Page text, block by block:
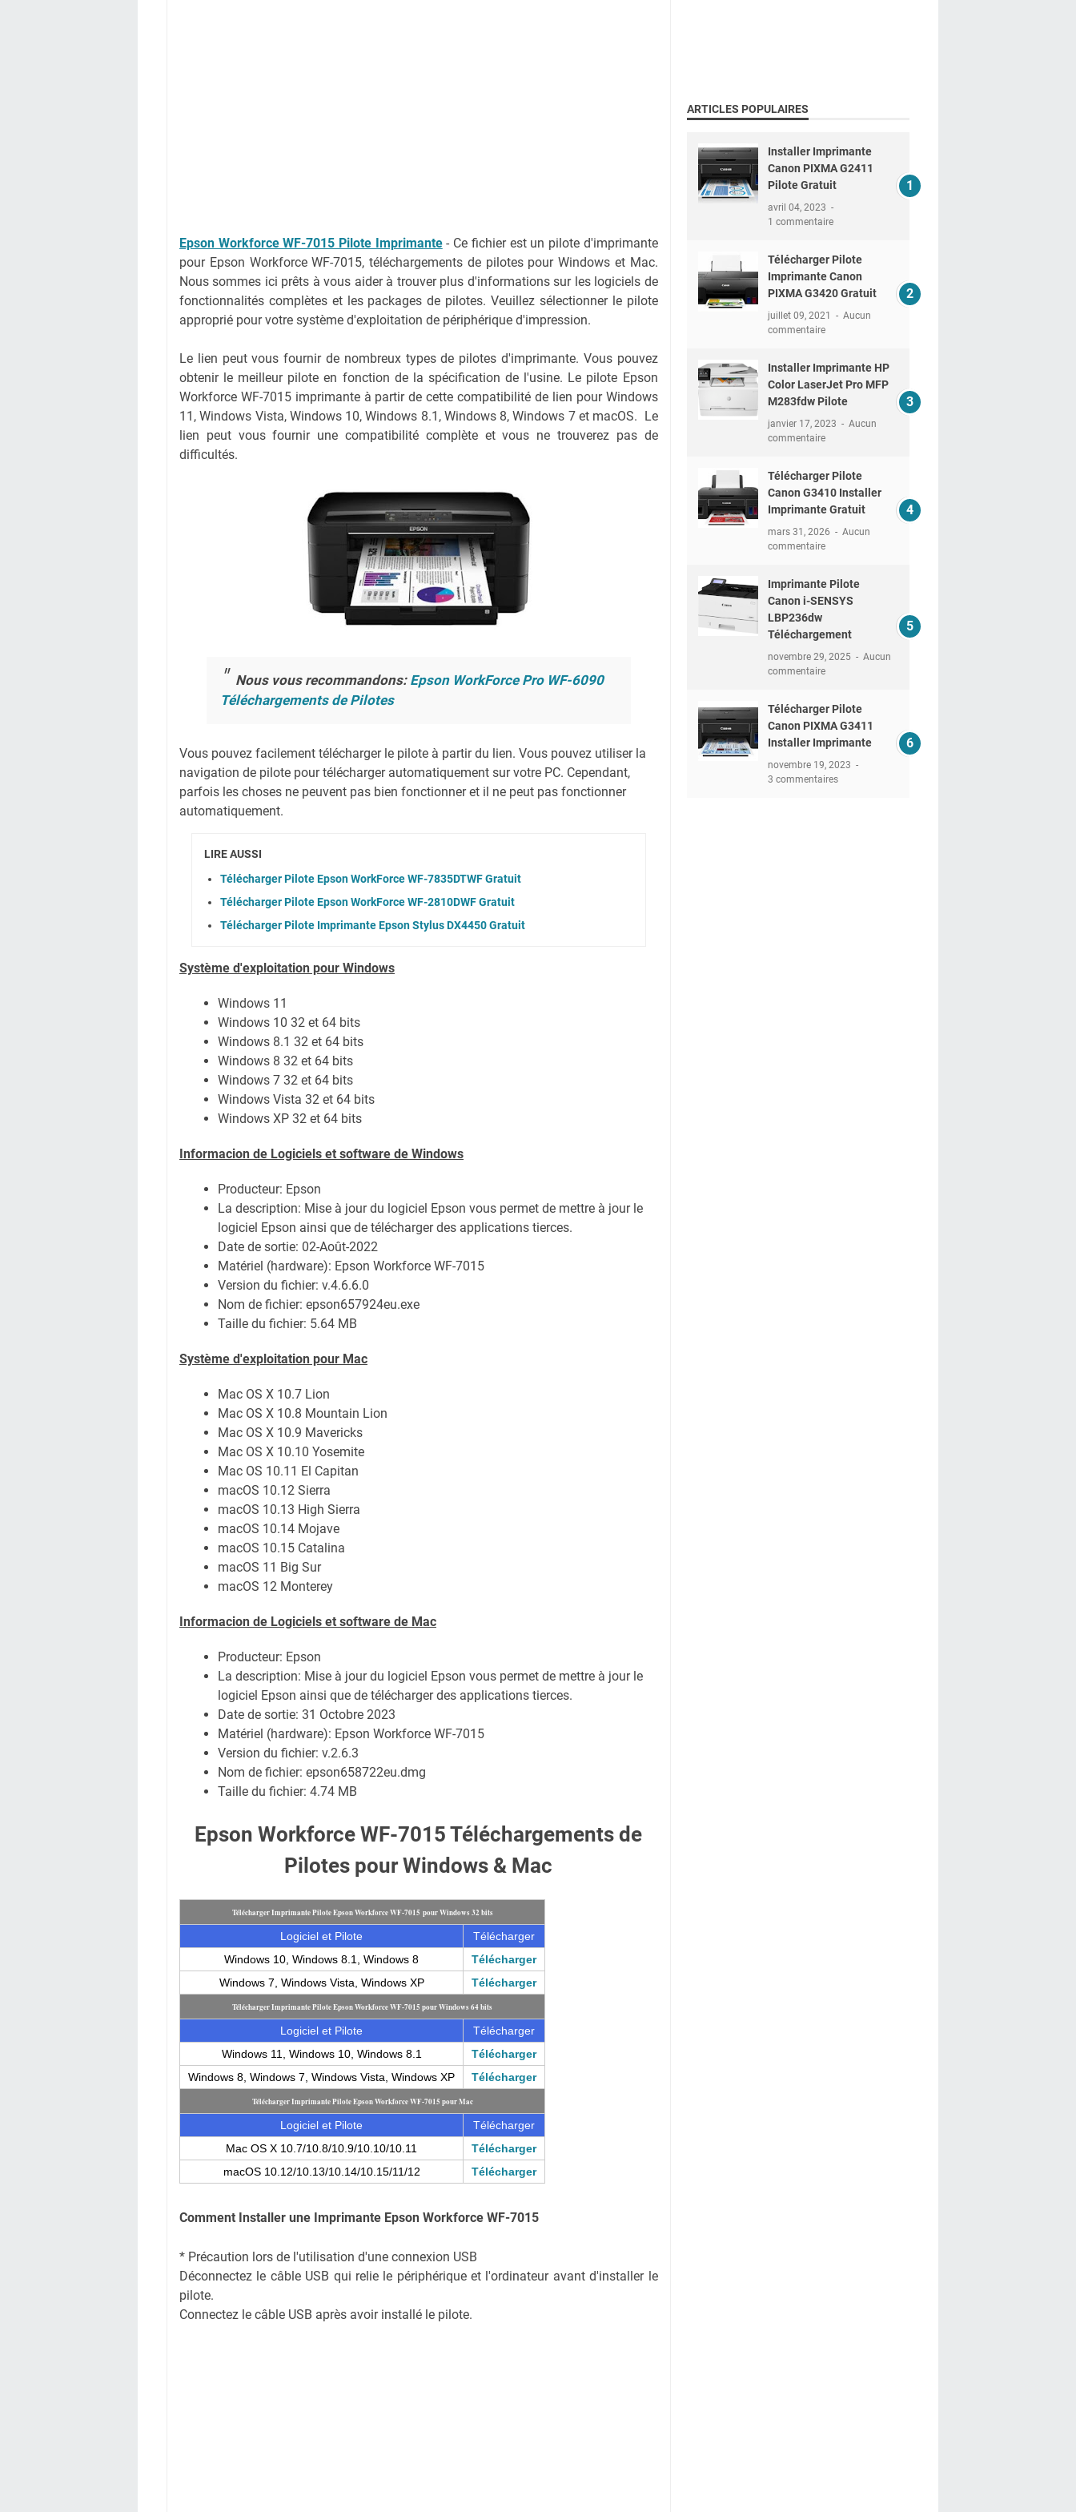
Epson Workforce WF-7015 Pilote Imprimante - Ce fichier est un pilote d'imprimante
pour Epson Workforce WF-7015, téléchargements de pilotes pour Windows et Mac.
Nous sommes ici prêts à vous aider à trouver plus d'informations sur les logiciels de
fonctionnalités complètes et les packages de pilotes. Veuillez sélectionner le pilote
approprié pour votre système d'exploitation de périphérique d'impression.
Le lien peut vous fournir de nombreux types de pilotes d'imprimante. Vous pouvez
obtenir le meilleur pilote en fonction de la spécification de l'usine. Le pilote Epson
Workforce WF-7015 imprimante à partir de cette compatibilité de lien pour Windows
11, Windows Vista, Windows 10, Windows 8.1, Windows 8, Windows 7 et macOS. Le
lien peut vous fournir une compatibilité complète et vous ne trouverez pas de
difficultés.
Nous vous recommandons: Epson WorkForce Pro WF-6090
Téléchargements de Pilotes
Vous pouvez facilement télécharger le pilote à partir du lien. Vous pouvez utiliser la
navigation de pilote pour télécharger automatiquement sur votre PC. Cependant,
parfois les choses ne peuvent pas bien fonctionner et il ne peut pas fonctionner
automatiquement.
LIRE AUSSI
Télécharger Pilote Epson WorkForce WF-7835DTWF Gratuit
Télécharger Pilote Epson WorkForce WF-2810DWF Gratuit
Télécharger Pilote Imprimante Epson Stylus DX4450 Gratuit
Système d'exploitation pour Windows
Windows 11
Windows 10 32 et 64 bits
Windows 8.1 32 et 64 bits
Windows 8 32 et 64 bits
Windows 7 32 et 64 bits
Windows Vista 32 et 64 bits
Windows XP 32 et 64 bits
Informacion de Logiciels et software de Windows
Producteur: Epson
La description: Mise à jour du logiciel Epson vous permet de mettre à jour le
logiciel Epson ainsi que de télécharger des applications tierces.
Date de sortie: 02-Août-2022
Matériel (hardware): Epson Workforce WF-7015
Version du fichier: v.4.6.6.0
Nom de fichier: epson657924eu.exe
Taille du fichier: 5.64 MB
Système d'exploitation pour Mac
Mac OS X 10.7 Lion
Mac OS X 10.8 Mountain Lion
Mac OS X 10.9 Mavericks
Mac OS X 10.10 Yosemite
Mac OS 10.11 El Capitan
macOS 10.12 Sierra
macOS 10.13 High Sierra
macOS 10.14 Mojave
macOS 10.15 Catalina
macOS 11 Big Sur
macOS 12 Monterey
Informacion de Logiciels et software de Mac
Producteur: Epson
La description: Mise à jour du logiciel Epson vous permet de mettre à jour le
logiciel Epson ainsi que de télécharger des applications tierces.
Date de sortie: 31 Octobre 2023
Matériel (hardware): Epson Workforce WF-7015
Version du fichier: v.2.6.3
Nom de fichier: epson658722eu.dmg
Taille du fichier: 4.74 MB
Epson Workforce WF-7015 Téléchargements de
Pilotes pour Windows & Mac
Télécharger Imprimante Pilote Epson Workforce WF-7015 pour Windows 32 bits
Logiciel et Pilote
Télécharger
Windows 10, Windows 8.1, Windows 8
Télécharger
Windows 7, Windows Vista, Windows XP
Télécharger
Télécharger Imprimante Pilote Epson Workforce WF-7015 pour Windows 64 bits
Logiciel et Pilote
Télécharger
Windows 11, Windows 10, Windows 8.1
Télécharger
Windows 8, Windows 7, Windows Vista, Windows XP
Télécharger
Télécharger Imprimante Pilote Epson Workforce WF-7015 pour Mac
Logiciel et Pilote
Télécharger
Mac OS X 10.7/10.8/10.9/10.10/10.11
Télécharger
macOS 10.12/10.13/10.14/10.15/11/12
Télécharger
Comment Installer une Imprimante Epson Workforce WF-7015
* Précaution lors de l'utilisation d'une connexion USB
Déconnectez le câble USB qui relie le périphérique et l'ordinateur avant d'installer le
pilote.
Connectez le câble USB après avoir installé le pilote.
ARTICLES POPULAIRES
Installer Imprimante
Canon PIXMA G2411
Pilote Gratuit
avril 04, 2023
1 commentaire
Télécharger Pilote
Imprimante Canon
PIXMA G3420 Gratuit
juillet 09, 2021
Aucun
commentaire
Installer Imprimante HP
Color LaserJet Pro MFP
M283fdw Pilote
janvier 17, 2023
Aucun
commentaire
Télécharger Pilote
Canon G3410 Installer
Imprimante Gratuit
mars 31, 2026
Aucun
commentaire
Imprimante Pilote
Canon i-SENSYS
LBP236dw
Téléchargement
novembre 29, 2025
Aucun
commentaire
Télécharger Pilote
Canon PIXMA G3411
Installer Imprimante
novembre 19, 2023
3 commentaires